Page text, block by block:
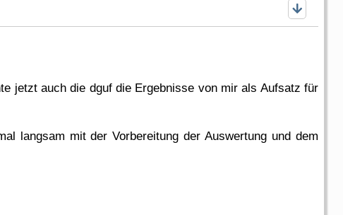
jetzt auch die dguf die Ergebnisse von mir als Aufsatz für
langsam mit der Vorbereitung der Auswertung und dem